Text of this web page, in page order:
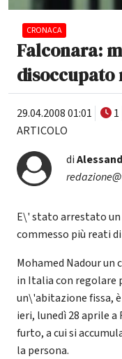
CRONACA
Falconara:
disoccupato
29.04.2008 01:01 1
ARTICOLO
di
E\' stato arrestato
commesso più reati
Mohamed Nadour un
in Italia con regolare
un\'abitazione fissa,
ieri, lunedì 28 aprile
furto, a cui si
la persona.